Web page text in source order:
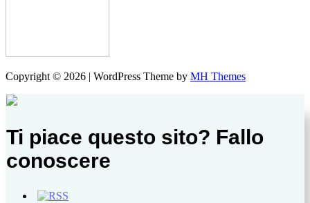
Copyright © 2026 | WordPress Theme by MH Themes
Ti piace questo sito? Fallo
conoscere